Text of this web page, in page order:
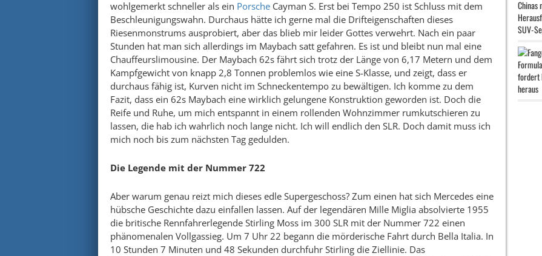
wohlgemerkt schneller als ein Porsche Cayman S. Erst bei Tempo 250 ist Schluss mit dem
Beschleunigungswahn. Durchaus hätte ich gerne mal die Drifteigenschaften dieses
Riesenmonstrums ausprobiert, aber das blieb mir leider Gottes verwehrt. Nach ein paar
Stunden hat man sich allerdings im Maybach satt gefahren. Es ist und bleibt nun mal eine
Chauffeurslimousine. Der Maybach 62s fährt sich trotz der Länge von 6,17 Metern und dem
Kampfgewicht von knapp 2,8 Tonnen problemlos wie eine S-Klasse, und zeigt, dass er
durchaus fähig ist, Kurven nicht im Schneckentempo zu bewältigen. Ich komme zu dem
Fazit, dass ein 62s Maybach eine wirklich gelungene Konstruktion geworden ist. Doch die
Reife und Ruhe, um mich entspannt in einem rollenden Wohnzimmer rumkutschieren zu
lassen, die hab ich wahrlich noch lange nicht. Ich will endlich den SLR. Doch damit muss ich
mich noch bis zum nächsten Tag gedulden.
Die Legende mit der Nummer 722
Aber warum genau reizt mich dieses edle Supergeschoss? Zum einen hat sich Mercedes eine
hübsche Geschichte dazu einfallen lassen. Auf der legendären Mille Miglia absolvierte 1955
die britische Rennfahrerlegende Stirling Moss im 300 SLR mit der Nummer 722 einen
phänomenalen Vollgassieg. Um 7 Uhr 22 begann die mörderische Fahrt durch Bella Italia. In
10 Stunden 7 Minuten und 48 Sekunden durchfuhr Stirling die Ziellinie. Das